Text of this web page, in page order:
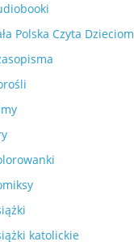
Polska Czyta Dzieciom
katolickie